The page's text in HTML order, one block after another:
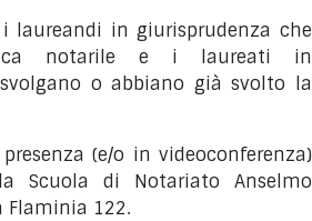
i laureandi in giurisprudenza che
notarile e i laureati in
o abbiano già svolto la
(e/o in videoconferenza)
Scuola di Notariato Anselmo
Flaminia 122.